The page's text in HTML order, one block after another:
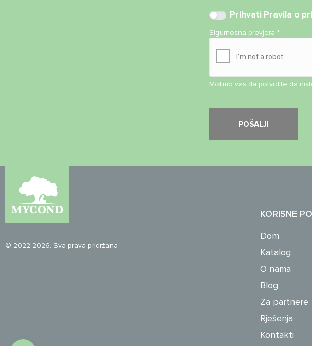
Prihvati Pravila o
Sigurnosna provjera*
Molimo vas da potvrdite da
© 2022-2026. Sva prava pridržana
KORISNE
Dom
Katalog
O nama
Blog
Za partnere
Rješenja
Kontakti